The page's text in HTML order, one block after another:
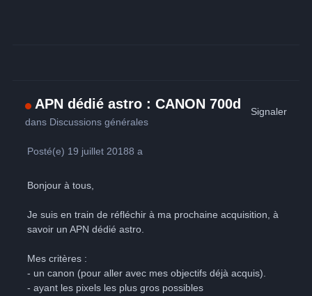
APN dédié astro : CANON 700d
dans Discussions générales
Signaler
Posté(e) 19 juillet 20188 a
Bonjour à tous,
Je suis en train de réfléchir à ma prochaine acquisition, à
savoir un APN dédié astro.
Mes critères :
- un canon (pour aller avec mes objectifs déjà acquis).
- ayant les pixels les plus gros possibles